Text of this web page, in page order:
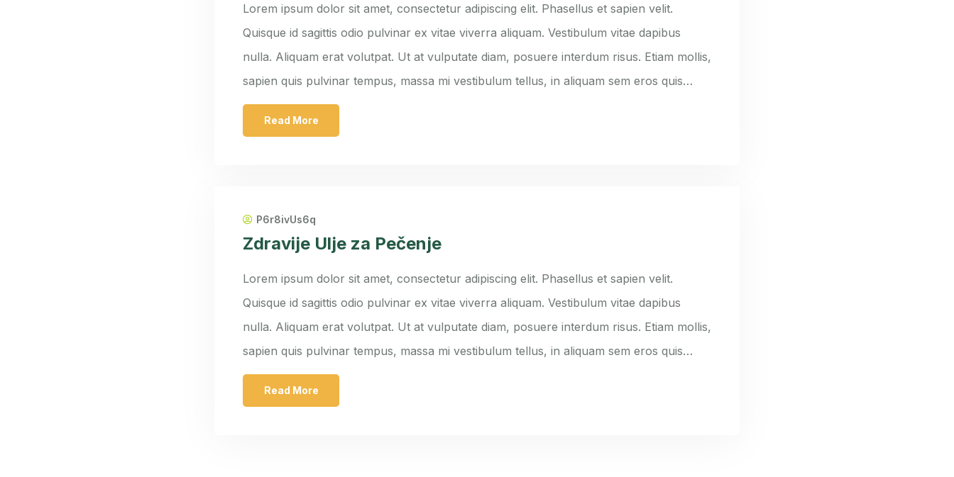
Lorem ipsum dolor sit amet, consectetur adipiscing elit. Phasellus et sapien velit.
Quisque id sagittis odio pulvinar ex vitae viverra aliquam. Vestibulum vitae dapibus
nulla. Aliquam erat volutpat. Ut at vulputate diam, posuere interdum risus. Etiam mollis,
sapien quis pulvinar tempus, massa mi vestibulum tellus, in aliquam sem eros quis…
Read More
P6r8ivUs6q
Zdravije Ulje za Pečenje
Lorem ipsum dolor sit amet, consectetur adipiscing elit. Phasellus et sapien velit.
Quisque id sagittis odio pulvinar ex vitae viverra aliquam. Vestibulum vitae dapibus
nulla. Aliquam erat volutpat. Ut at vulputate diam, posuere interdum risus. Etiam mollis,
sapien quis pulvinar tempus, massa mi vestibulum tellus, in aliquam sem eros quis…
Read More